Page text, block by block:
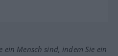
ein Mensch sind, indem Sie ein